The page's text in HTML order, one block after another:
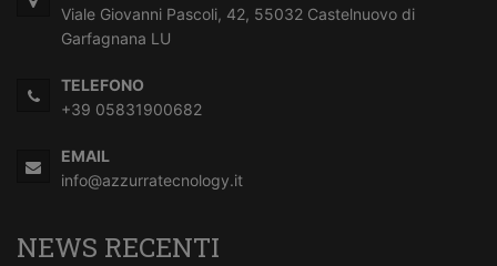
Viale Giovanni Pascoli, 42, 55032 Castelnuovo di
Garfagnana LU
TELEFONO
+39 05831900682
EMAIL
info@azzurratecnology.it
NEWS RECENTI